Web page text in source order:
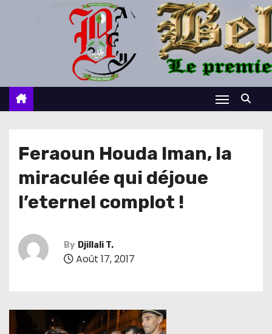
c
Feraoun Houda Iman, la
miraculée qui déjoue
l’eternel complot !
By Djillali T.
Août 17, 2017